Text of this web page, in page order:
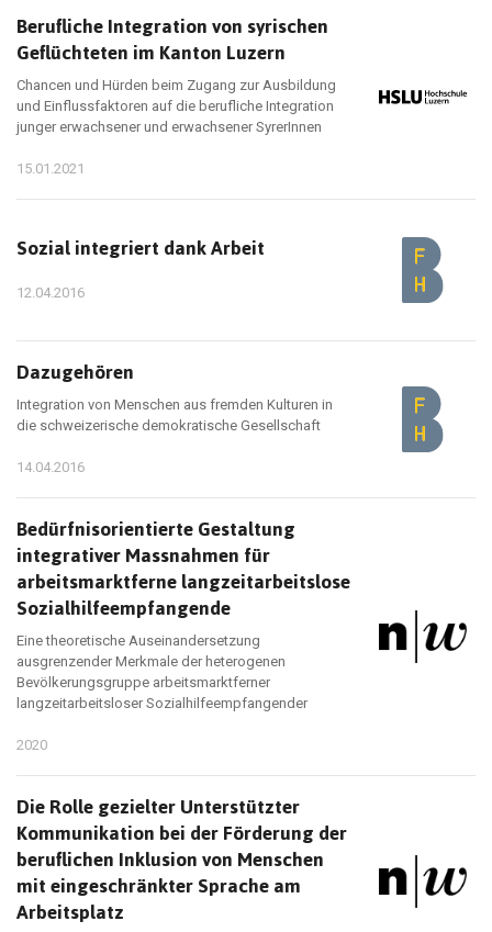
Berufliche Integration von syrischen
Geflüchteten im Kanton Luzern
Chancen und Hürden beim Zugang zur Ausbildung
und Einflussfaktoren auf die berufliche Integration
junger erwachsener und erwachsener SyrerInnen
15.01.2021
Sozial integriert dank Arbeit
12.04.2016
Dazugehören
Integration von Menschen aus fremden Kulturen in
die schweizerische demokratische Gesellschaft
14.04.2016
Bedürfnisorientierte Gestaltung
integrativer Massnahmen für
arbeitsmarktferne langzeitarbeitslose
Sozialhilfeempfangende
Eine theoretische Auseinandersetzung
ausgrenzender Merkmale der heterogenen
Bevölkerungsgruppe arbeitsmarktferner
langzeitarbeitsloser Sozialhilfeempfangender
2020
Die Rolle gezielter Unterstützter
Kommunikation bei der Förderung der
beruflichen Inklusion von Menschen
mit eingeschränkter Sprache am
Arbeitsplatz